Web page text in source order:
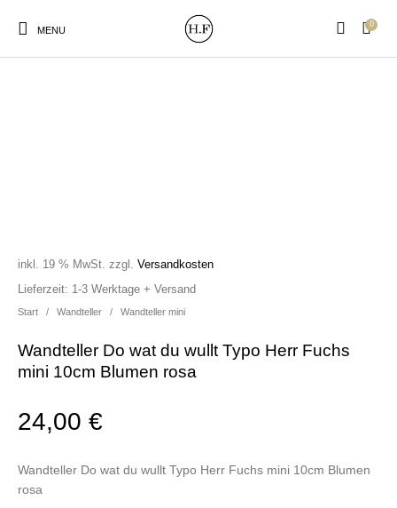
MENU
0
Start / Wandteller / Wandteller mini
Wandteller Do wat du wullt Typo Herr Fuchs
mini 10cm Blumen rosa
24,00€
inkl. 19 % MwSt. zzgl.Versandkosten
Wandteller Do wat du wullt Typo Herr Fuchs mini 10cm Blumen
rosa
Lieferzeit: 1-3 Werktage + Versand